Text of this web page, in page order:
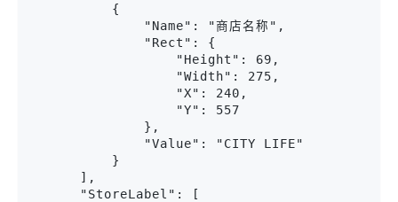
{
"Name": "商店名称",
"Rect": {
"Height": 69,
"Width": 275,
"X": 240,
"Y": 557
},
"Value": "CITY LIFE"
}
],
"StoreLabel": [